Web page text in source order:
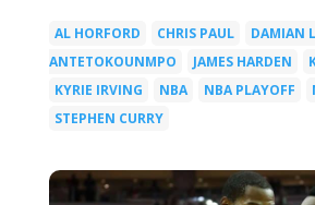
AL HORFORD CHRIS PAUL DAMIAN
ANTETOKOUNMPO
JAMES HARDEN
KYRIE IRVING NBA NBA PLAYOFF
STEPHEN CURRY